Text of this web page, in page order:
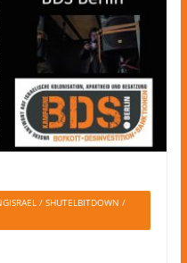
/ SHUTELBITDOWN /